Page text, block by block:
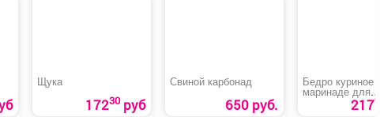
Щука
17230руб
Свиной карбонад
650 руб.
Бедро куриное в
маринаде для
барбекю 21790